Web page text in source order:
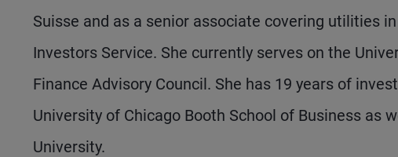
Suisse and as a senior associate covering utilities
Investors Service. She currently serves on the
Finance Advisory Council. She has 19 years of
University of Chicago Booth School of Business as
University.